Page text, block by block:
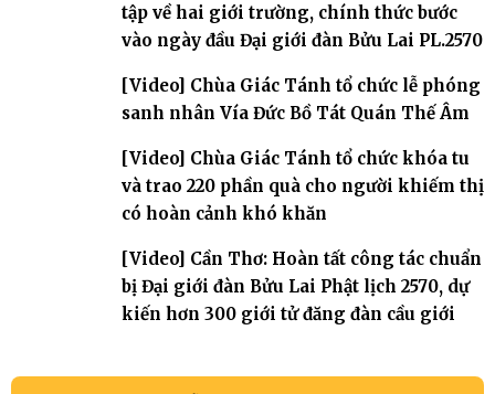
tập về hai giới trường, chính thức bước
vào ngày đầu Đại giới đàn Bửu Lai PL.2570
[Video] Chùa Giác Tánh tổ chức lễ phóng
sanh nhân Vía Đức Bồ Tát Quán Thế Âm
[Video] Chùa Giác Tánh tổ chức khóa tu
và trao 220 phần quà cho người khiếm thị
có hoàn cảnh khó khăn
[Video] Cần Thơ: Hoàn tất công tác chuẩn
bị Đại giới đàn Bửu Lai Phật lịch 2570, dự
kiến hơn 300 giới tử đăng đàn cầu giới